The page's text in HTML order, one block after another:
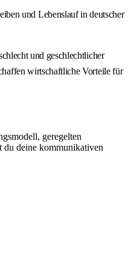
und Lebenslauf in deutscher
und geschlechtlicher
wirtschaftliche Vorteile für
geregelten
du deine kommunikativen